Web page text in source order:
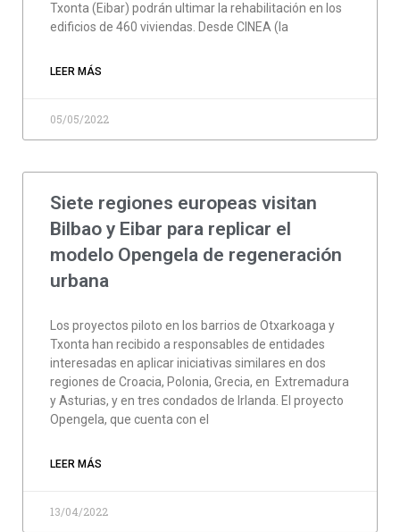
Txonta (Eibar) podrán ultimar la rehabilitación en los
edificios de 460 viviendas. Desde CINEA (la
LEER MÁS
05/05/2022
Siete regiones europeas visitan
Bilbao y Eibar para replicar el
modelo Opengela de regeneración
urbana
Los proyectos piloto en los barrios de Otxarkoaga y
Txonta han recibido a responsables de entidades
interesadas en aplicar iniciativas similares en dos
regiones de Croacia, Polonia, Grecia, en Extremadura
y Asturias, y en tres condados de Irlanda. El proyecto
Opengela, que cuenta con el
LEER MÁS
13/04/2022